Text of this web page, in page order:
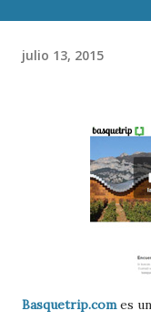
julio 13, 2015
Basquetrip.comes